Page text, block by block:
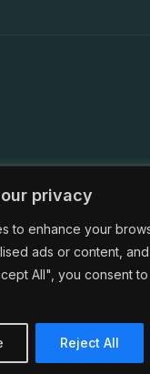
privacy
to enhance your
ads or content,
All", you consent
Reject All
Marcomannia im